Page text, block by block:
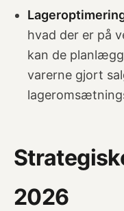
hvad der er på
kan de
varerne gjort
2026